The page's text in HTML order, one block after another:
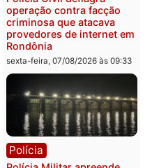
Polícia Federal apreende
400 quilos de drogas e
prende motorista em RO
sexta-feira, 07/08/2026 às